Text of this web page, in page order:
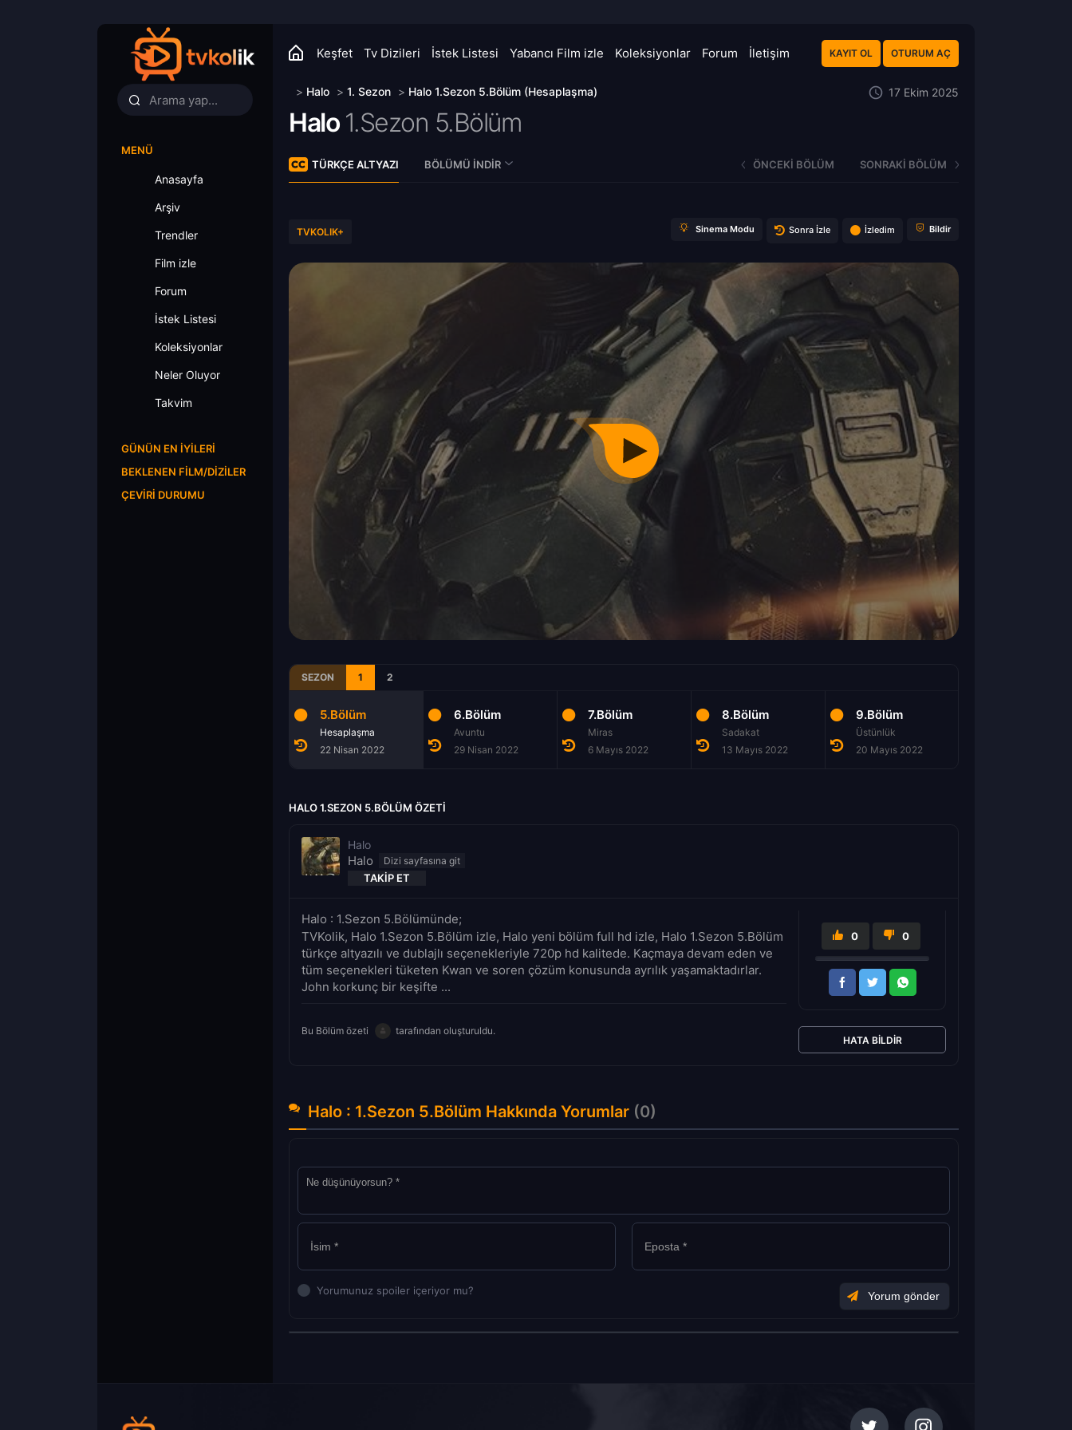
Keşfet Tv Dizileri İstek Listesi Yabancı Film izle Koleksiyonlar Forum İletişim KAYIT OL OTURUM AÇ
MENÜ
Anasayfa
Arşiv
Trendler
Film izle
Forum
İstek Listesi
Koleksiyonlar
Neler Oluyor
Takvim
GÜNÜN EN İYILERI
BEKLENEN FILM/DIZILER
ÇEVIRI DURUMU
> Halo > 1. Sezon > Halo 1.Sezon 5.Bölüm (Hesaplaşma) 17 Ekim 2025
Halo 1.Sezon 5.Bölüm
TÜRKÇE ALTYAZI BÖLÜMÜ İNDIR ÖNCEKI BÖLÜM SONRAKI BÖLÜM
TVKOLIK+ Sinema Modu Sonra İzle İzledim Bildir
SEZON 1 2
5.Bölüm
Hesaplaşma
22 Nisan 2022
6.Bölüm
Avuntu
29 Nisan 2022
7.Bölüm
Miras
6 Mayıs 2022
8.Bölüm
Sadakat
13 Mayıs 2022
9.Bölüm
Üstünlük
20 Mayıs 2022
HALO 1.SEZON 5.BÖLÜM ÖZETI
Halo
Halo
TAKIP ET
Halo : 1.Sezon 5.Bölümünde;
TVKolik, Halo 1.Sezon 5.Bölüm izle, Halo yeni bölüm full hd izle, Halo 1.Sezon 5.Bölüm
türkçe altyazılı ve dublajlı seçenekleriyle 720p hd kalitede. Kaçmaya devam eden ve
tüm seçenekleri tüketen Kwan ve soren çözüm konusunda ayrılık yaşamaktadırlar.
John korkunç bir keşifte ...
Bu Bölüm özeti tarafından oluşturuldu.
0 0
HATA BILDIR
Halo : 1.Sezon 5.Bölüm Hakkında Yorumlar (0)
Yorumunuz spoiler içeriyor mu?